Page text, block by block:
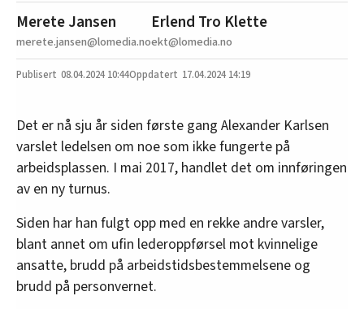
Merete Jansen
merete.jansen@lomedia.no
Erlend Tro Klette
ekt@lomedia.no
08.04.2024 10:44 17.04.2024 14:19
Det er nå sju år siden første gang Alexander Karlsen
varslet ledelsen om noe som ikke fungerte på
arbeidsplassen. I mai 2017, handlet det om innføringen
av en ny turnus.
Siden har han fulgt opp med en rekke andre varsler,
blant annet om ufin lederoppførsel mot kvinnelige
ansatte, brudd på arbeidstidsbestemmelsene og
brudd på personvernet.